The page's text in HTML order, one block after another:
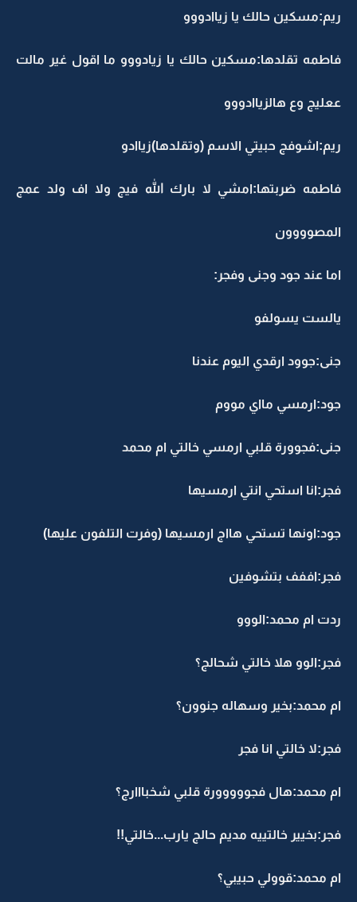
ريم:مسكين حالك يا زياادووو
فاطمه تقلدها:مسكين حالك يا زيادووو ما اقول غير مالت
ععليج وع هالزياادووو
ريم:اشوفج حبيتي الاسم (وتقلدها)زياادو
فاطمه ضربتها:امشي لا بارك الله فيج ولا اف ولد عمج
المصوووون
اما عند جود وجنى وفجر:
يالست يسولفو
جنى:جوود ارقدي اليوم عندنا
جود:ارمسي مااي مووم
جنى:فجوورة قلبي ارمسي خالتي ام محمد
فجر:انا استحي انتي ارمسيها
جود:اونها تستحي هااج ارمسيها (وفرت التلفون عليها)
فجر:اففف بتشوفين
ردت ام محمد:الووو
فجر:الوو هلا خالتي شحالج؟
ام محمد:بخير وسهاله جنوون؟
فجر:لا خالتي انا فجر
ام محمد:هال فجووووورة قلبي شخبااارج؟
فجر:بخيير خالتييه مديم حالج يارب...خالتي!!
ام محمد:قوولي حبيبي؟